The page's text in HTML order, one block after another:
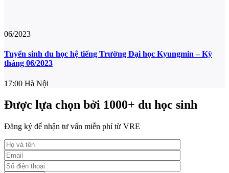
06/2023
Tuyển sinh du học hệ tiếng Trường Đại học Kyungmin – Kỳ
tháng 06/2023
17:00 Hà Nội
Được lựa chọn bởi 1000+ du học sinh
Đăng ký để nhận tư vấn miễn phí từ VRE